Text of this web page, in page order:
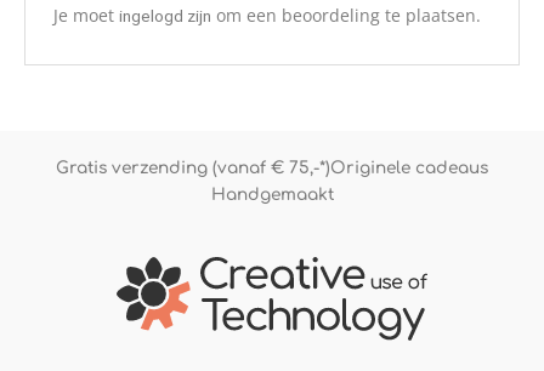
Je moet ingelogd zijn om een beoordeling te plaatsen.
Gratis verzending (vanaf € 75,-*)Originele cadeaus
Handgemaakt